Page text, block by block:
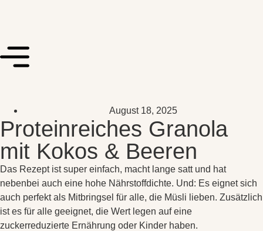
August 18, 2025
Proteinreiches Granola
mit Kokos & Beeren
Das Rezept ist super einfach, macht lange satt und hat
nebenbei auch eine hohe Nährstoffdichte. Und: Es eignet sich
auch perfekt als Mitbringsel für alle, die Müsli lieben. Zusätzlich
ist es für alle geeignet, die Wert legen auf eine
zuckerreduzierte Ernährung oder Kinder haben.